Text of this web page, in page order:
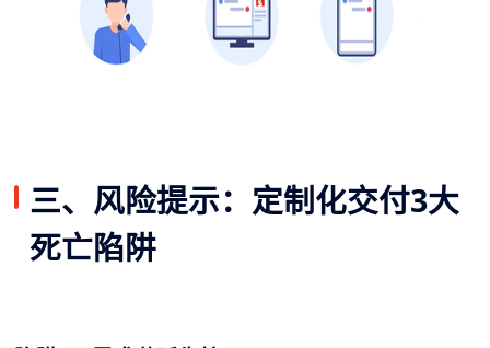
三、风险提示：定制化交付3大
死亡陷阱